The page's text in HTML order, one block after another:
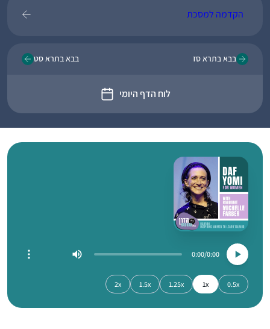
הקדמה למסכת
בבא בתרא סז
לוח הדף היומי
בבא בתרא סט
0:00
0:00
0.5x
1x
1.25x
1.5x
2x